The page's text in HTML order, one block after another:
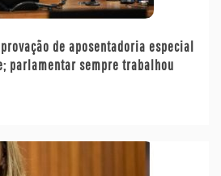
de aposentadoria especial
parlamentar sempre trabalhou